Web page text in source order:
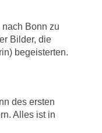
WO IST TOM?
Bonn zu
Bilder, die
begeisterten.
des ersten
Alles ist in